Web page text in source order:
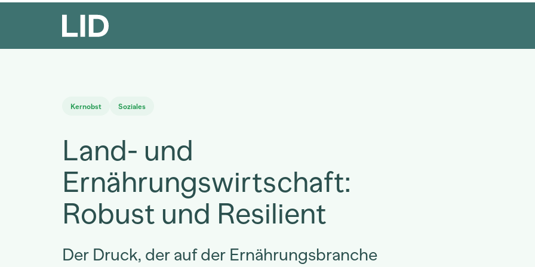
Kernobst Soziales
Land- und
Ernährungswirtschaft:
Robust und Resilient
Der Druck, der auf der Ernährungsbranche